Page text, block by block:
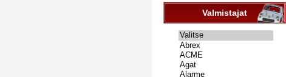
Valmistajat
Valitse
...